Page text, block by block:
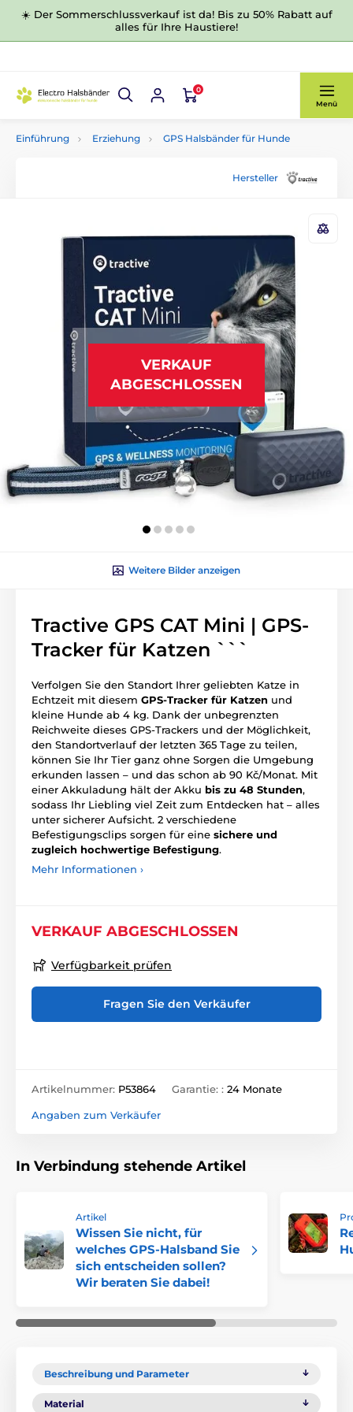
☀️ Der Sommerschlussverkauf ist da! Bis zu 50% Rabatt auf
alles für Ihre Haustiere!
0
Menü
Einführung Erziehung GPS Halsbänder für Hunde
Hersteller
VERKAUF
ABGESCHLOSSEN
Weitere Bilder anzeigen
Tractive GPS CAT Mini | GPS-
Tracker für Katzen ```
Verfolgen Sie den Standort Ihrer geliebten Katze in
Echtzeit mit diesem GPS-Tracker für Katzen und
kleine Hunde ab 4 kg. Dank der unbegrenzten
Reichweite dieses GPS-Trackers und der Möglichkeit,
den Standortverlauf der letzten 365 Tage zu teilen,
können Sie Ihr Tier ganz ohne Sorgen die Umgebung
erkunden lassen – und das schon ab 90 Kč/Monat. Mit
einer Akkuladung hält der Akku bis zu 48 Stunden,
sodass Ihr Liebling viel Zeit zum Entdecken hat – alles
unter sicherer Aufsicht. 2 verschiedene
Befestigungsclips sorgen für eine sichere und
zugleich hochwertige Befestigung.
Mehr Informationen ›
VERKAUF ABGESCHLOSSEN
Verfügbarkeit prüfen
Fragen Sie den Verkäufer
Artikelnummer: P53864 Garantie: : 24 Monate
Angaben zum Verkäufer
In Verbindung stehende Artikel
Artikel
Wissen Sie nicht, für
welches GPS-Halsband Sie
sich entscheiden sollen?
Wir beraten Sie dabei!
Beschreibung und Parameter
Material